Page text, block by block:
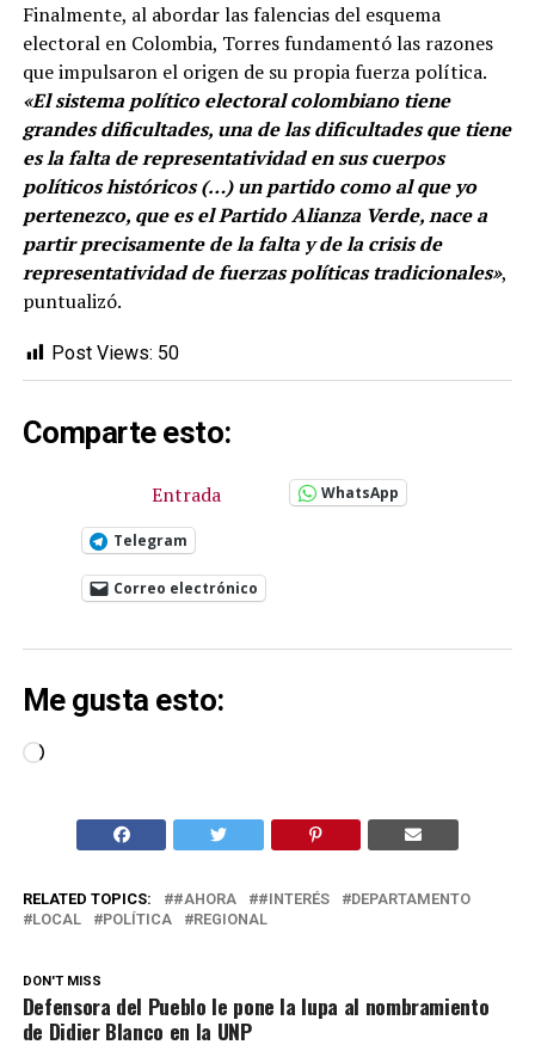
Finalmente, al abordar las falencias del esquema
electoral en Colombia, Torres fundamentó las razones
que impulsaron el origen de su propia fuerza política.
«El sistema político electoral colombiano tiene
grandes dificultades, una de las dificultades que tiene
es la falta de representatividad en sus cuerpos
políticos históricos (…) un partido como al que yo
pertenezco, que es el Partido Alianza Verde, nace a
partir precisamente de la falta y de la crisis de
representatividad de fuerzas políticas tradicionales»,
puntualizó.
Post Views: 50
Comparte esto:
Entrada WhatsApp
Telegram
Correo electrónico
Me gusta esto:
Cargando...
RELATED TOPICS: #AHORA #INTERÉS
DEPARTAMENTO
LOCAL
POLÍTICA REGIONAL
DON'T MISS
Defensora del Pueblo le pone la lupa al nombramiento
de Didier Blanco en la UNP